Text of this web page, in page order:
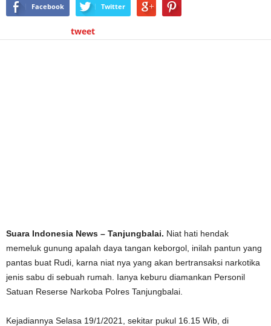
Facebook Twitter
tweet
Suara Indonesia News – Tanjungbalai. Niat hati hendak
memeluk gunung apalah daya tangan keborgol, inilah pantun yang
pantas buat Rudi, karna niat nya yang akan bertransaksi narkotika
jenis sabu di sebuah rumah. Ianya keburu diamankan Personil
Satuan Reserse Narkoba Polres Tanjungbalai.
Kejadiannya Selasa 19/1/2021, sekitar pukul 16.15 Wib, di